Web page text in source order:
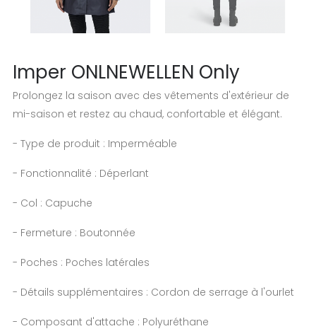
Imper ONLNEWELLEN Only
Prolongez la saison avec des vêtements d'extérieur de
mi-saison et restez au chaud, confortable et élégant.
- Type de produit : Imperméable
- Fonctionnalité : Déperlant
- Col : Capuche
- Fermeture : Boutonnée
- Poches : Poches latérales
- Détails supplémentaires : Cordon de serrage à l'ourlet
- Composant d'attache : Polyuréthane